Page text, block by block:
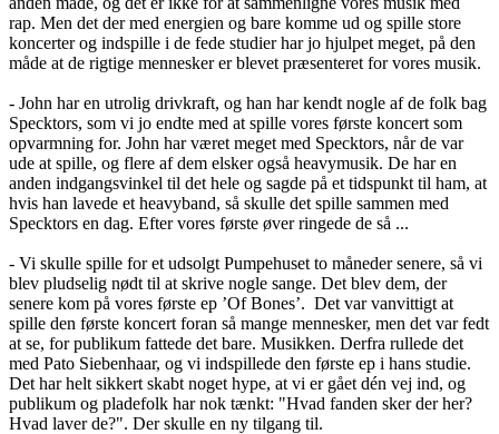
rap. Men det der med energien og bare komme ud og spille store
koncerter og indspille i de fede studier har jo hjulpet meget, på den
måde at de rigtige mennesker er blevet præsenteret for vores musik.
- John har en utrolig drivkraft, og han har kendt nogle af de folk bag
Specktors, som vi jo endte med at spille vores første koncert som
opvarmning for. John har været meget med Specktors, når de var
ude at spille, og flere af dem elsker også heavymusik. De har en
anden indgangsvinkel til det hele og sagde på et tidspunkt til ham, at
hvis han lavede et heavyband, så skulle det spille sammen med
Specktors en dag. Efter vores første øver ringede de så ...
- Vi skulle spille for et udsolgt Pumpehuset to måneder senere, så vi
blev pludselig nødt til at skrive nogle sange. Det blev dem, der
senere kom på vores første ep ’Of Bones’. Det var vanvittigt at
spille den første koncert foran så mange mennesker, men det var fedt
at se, for publikum fattede det bare. Musikken. Derfra rullede det
med Pato Siebenhaar, og vi indspillede den første ep i hans studie.
Det har helt sikkert skabt noget hype, at vi er gået dén vej ind, og
publikum og pladefolk har nok tænkt: "Hvad fanden sker der her?
Hvad laver de?". Der skulle en ny tilgang til.